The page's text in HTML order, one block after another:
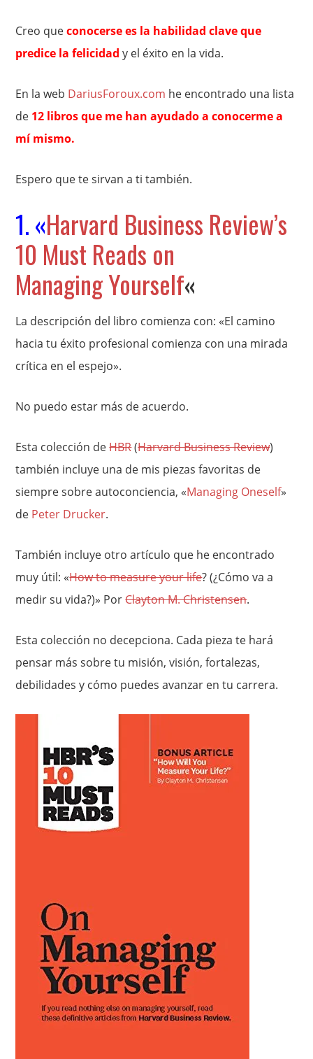
Creo queconocerse es la habilidad clave que
predice la felicidad y el éxito en la vida.
En la web DariusForoux.com he encontrado una lista
de 12 libros que me han ayudado a conocerme a
mí mismo.
Espero que te sirvan a ti también.
1. «Harvard Business Review’s
10 Must Reads on
Managing Yourself«
La descripción del libro comienza con: «El camino
hacia tu éxito profesional comienza con una mirada
crítica en el espejo».
No puedo estar más de acuerdo.
Esta colección deHBR(Harvard Business Review)
también incluye una de mis piezas favoritas de
siempre sobre autoconciencia, «Managing Oneself»
de Peter Drucker.
También incluye otro artículo que he encontrado
muy útil: «How to measure your life? (¿Cómo va a
medir su vida?)» PorClayton M. Christensen.
Esta colección no decepciona. Cada pieza te hará
pensar más sobre tu misión, visión, fortalezas,
debilidades y cómo puedes avanzar en tu carrera.